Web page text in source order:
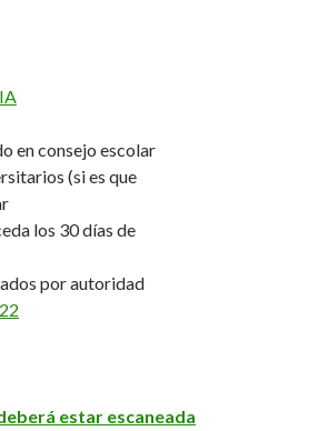
en consejo escolar
(si es que
los 30 días de
por autoridad
estar escaneada